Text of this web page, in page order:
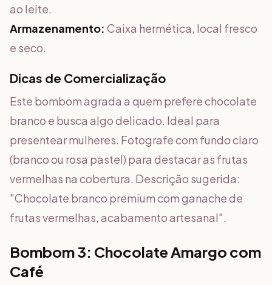
ao leite.
Armazenamento: Caixa hermética, local fresco
e seco.
Dicas de Comercialização
Este bombom agrada a quem prefere chocolate
branco e busca algo delicado. Ideal para
presentear mulheres. Fotografe com fundo claro
(branco ou rosa pastel) para destacar as frutas
vermelhas na cobertura. Descrição sugerida:
"Chocolate branco premium com ganache de
frutas vermelhas, acabamento artesanal".
Bombom 3: Chocolate Amargo com
Café